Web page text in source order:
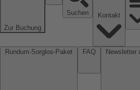
Zur Buchung
Suchen